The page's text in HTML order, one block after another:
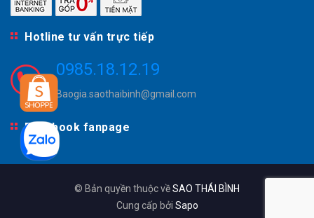
Hotline tư vấn trực tiếp
0985.18.12.19
Baogia.saothaibinh@gmail.com
Facebook fanpage
© Bản quyền thuộc vềSAO THÁI BÌNH
Cung cấp bởi Sapo